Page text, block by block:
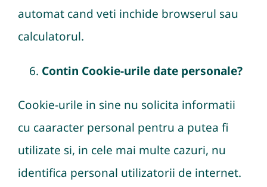
automat cand veti inchide browserul sau
calculatorul.
Contin Cookie-urile date personale?
Cookie-urile in sine nu solicita informatii
cu caaracter personal pentru a putea fi
utilizate si, in cele mai multe cazuri, nu
identifica personal utilizatorii de internet.